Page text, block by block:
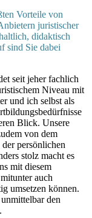
Vorteile von
juristischer
didaktisch
sind Sie dabei
seit jeher fachlich
Niveau mit
und ich selbst als
Blick. Unsere
von dem
persönlichen
stolz macht es
mit diesem
auch
umsetzen können.
den